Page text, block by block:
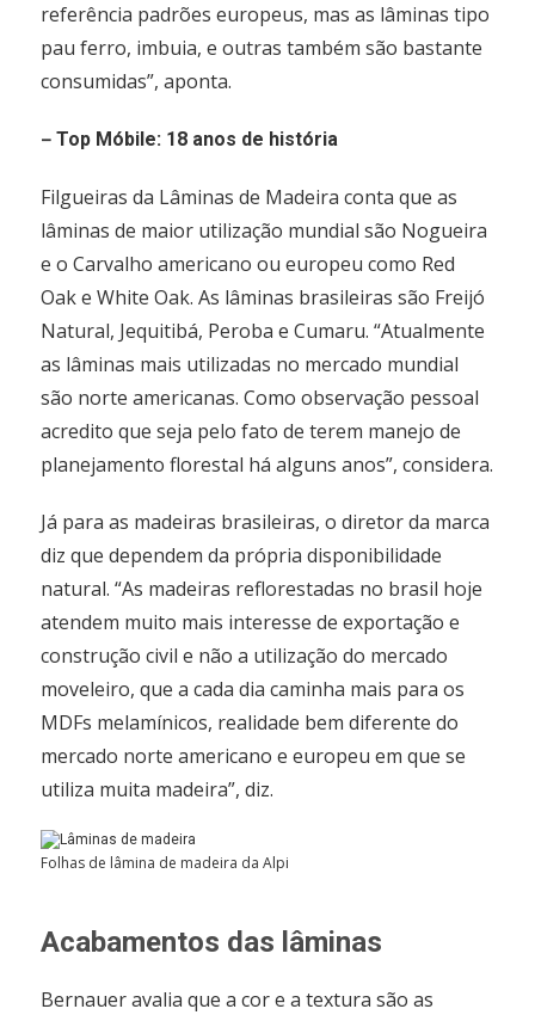
referência padrões europeus, mas as lâminas tipo
pau ferro, imbuia, e outras também são bastante
consumidas”, aponta.
–Top Móbile: 18 anos de história
Filgueiras da Lâminas de Madeira conta que as
lâminas de maior utilização mundial são Nogueira
e o Carvalho americano ou europeu como Red
Oak e White Oak. As lâminas brasileiras são Freijó
Natural, Jequitibá, Peroba e Cumaru. “Atualmente
as lâminas mais utilizadas no mercado mundial
são norte americanas. Como observação pessoal
acredito que seja pelo fato de terem manejo de
planejamento florestal há alguns anos”, considera.
Já para as madeiras brasileiras, o diretor da marca
diz que dependem da própria disponibilidade
natural. “As madeiras reflorestadas no brasil hoje
atendem muito mais interesse de exportação e
construção civil e não a utilização do mercado
moveleiro, que a cada dia caminha mais para os
MDFs melamínicos, realidade bem diferente do
mercado norte americano e europeu em que se
utiliza muita madeira”, diz.
Folhas de lâmina de madeira da Alpi
Acabamentos das lâminas
Bernauer avalia que a cor e a textura são as